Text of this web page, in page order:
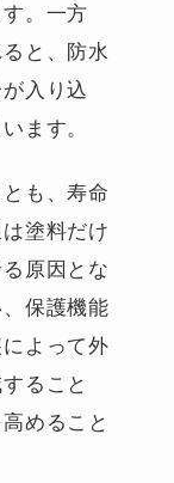
。一方
と、防水
入り込
ます。
も、寿命
塗料だけ
原因とな
保護機能
よって外
ること
めること